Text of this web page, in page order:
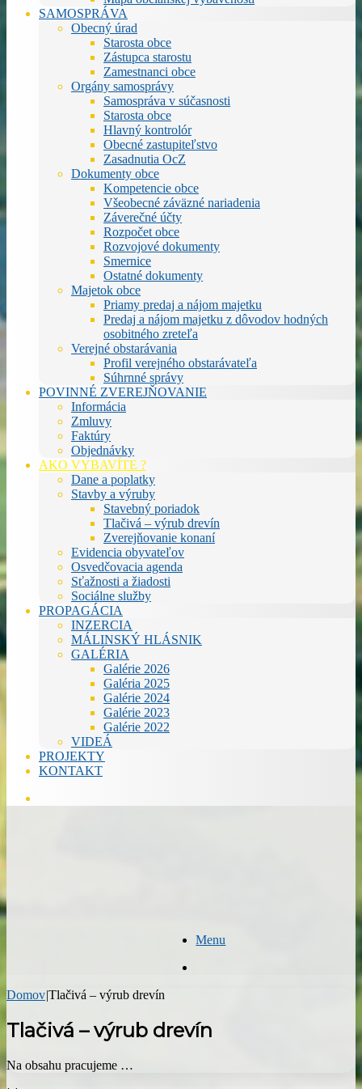
SAMOSPRÁVA
Obecný úrad
Starosta obce
Zástupca starostu
Zamestnanci obce
Orgány samosprávy
Samospráva v súčasnosti
Starosta obce
Hlavný kontrolór
Obecné zastupiteľstvo
Zasadnutia OcZ
Dokumenty obce
Kompetencie obce
Všeobecné záväzné nariadenia
Záverečné účty
Rozpočet obce
Rozvojové dokumenty
Smernice
Ostatné dokumenty
Majetok obce
Priamy predaj a nájom majetku
Predaj a nájom majetku z dôvodov hodných
osobitného zreteľa
Verejné obstarávania
Profil verejného obstarávateľa
Súhrnné správy
POVINNÉ ZVEREJŇOVANIE
Informácia
Zmluvy
Faktúry
Objednávky
AKO VYBAVÍTE ?
Dane a poplatky
Stavby a výruby
Stavebný poriadok
Tlačivá – výrub drevín
Zverejňovanie konaní
Evidencia obyvateľov
Osvedčovacia agenda
Sťažnosti a žiadosti
Sociálne služby
PROPAGÁCIA
INZERCIA
MÁLINSKÝ HLÁSNIK
GALÉRIA
Galérie 2026
Galéria 2025
Galérie 2024
Galérie 2023
Galérie 2022
VIDEÁ
PROJEKTY
KONTAKT
Menu
Domov|Tlačivá – výrub drevín
Tlačivá – výrub drevín
Na obsahu pracujeme …